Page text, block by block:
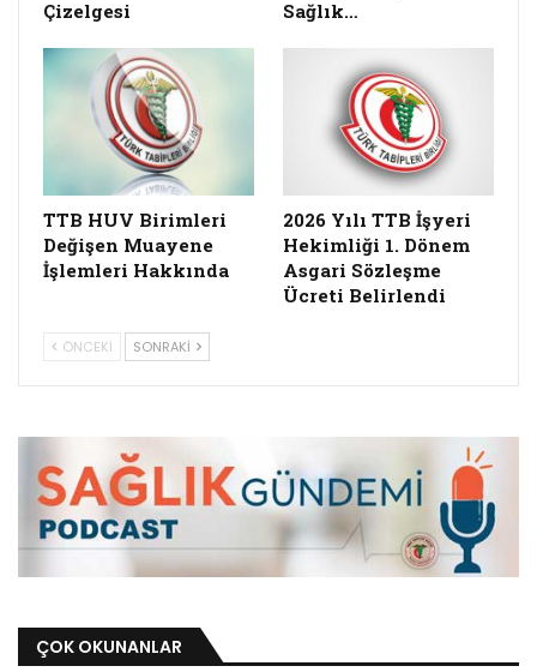
Çizelgesi
Sağlık…
TTB HUV Birimleri
Değişen Muayene
İşlemleri Hakkında
2026 Yılı TTB İşyeri
Hekimliği 1. Dönem
Asgari Sözleşme
Ücreti Belirlendi
ÖNCEKI SONRAKI
ÇOK OKUNANLAR